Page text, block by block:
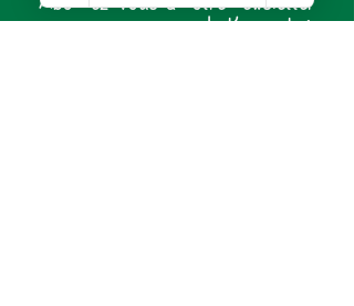
pour ne rien rater de l'actualité